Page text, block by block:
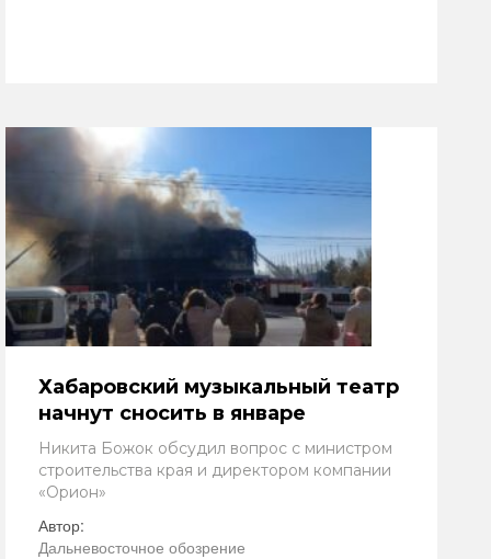
Хабаровский музыкальный театр
начнут сносить в январе
Никита Божок обсудил вопрос с министром
строительства края и директором компании
«Орион»
Автор:
Дальневосточное обозрение